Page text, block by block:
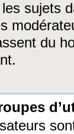
sujets
du